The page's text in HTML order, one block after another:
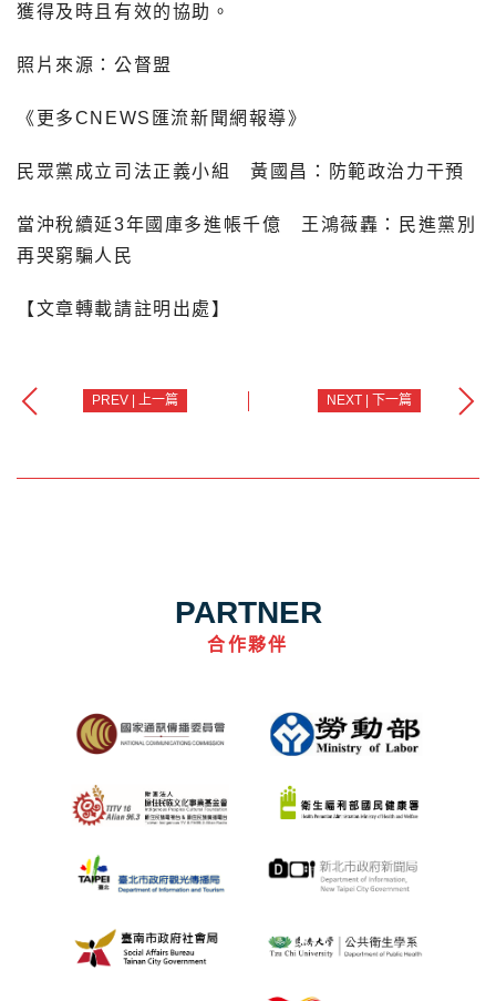
獲得及時且有效的協助。
照片來源：公督盟
《更多CNEWS匯流新聞網報導》
民眾黨成立司法正義小組 黃國昌：防範政治力干預
當沖稅續延3年國庫多進帳千億 王鴻薇轟：民進黨別
再哭窮騙人民
【文章轉載請註明出處】
PREV | 上一篇 NEXT | 下一篇
PARTNER
合作夥伴